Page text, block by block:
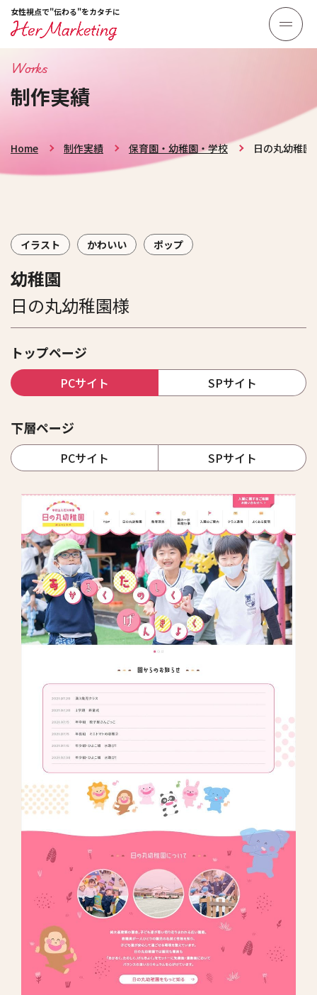
女性視点で"伝わる"をカタチに
Works
制作実績
Home 制作実績 保育園・幼稚園・学校 日の丸幼稚園
イラスト かわいい ポップ
幼稚園
日の丸幼稚園様
トップページ
PCサイト SPサイト
下層ページ
PCサイト SPサイト